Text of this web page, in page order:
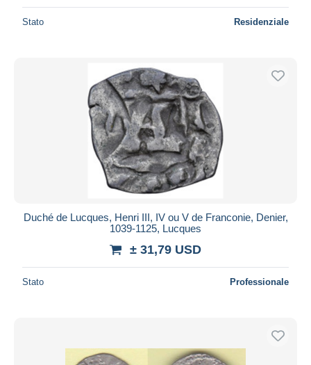
Stato Residenziale
Duché de Lucques, Henri III, IV ou V de Franconie, Denier,
1039-1125, Lucques
± 31,79 USD
Stato Professionale